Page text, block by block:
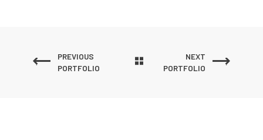
PREVIOUS
PORTFOLIO
NEXT
PORTFOLIO